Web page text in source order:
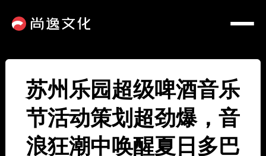
苏州乐园超级啤酒音乐
节活动策划超劲爆，音
浪狂潮中唤醒夏日多巴